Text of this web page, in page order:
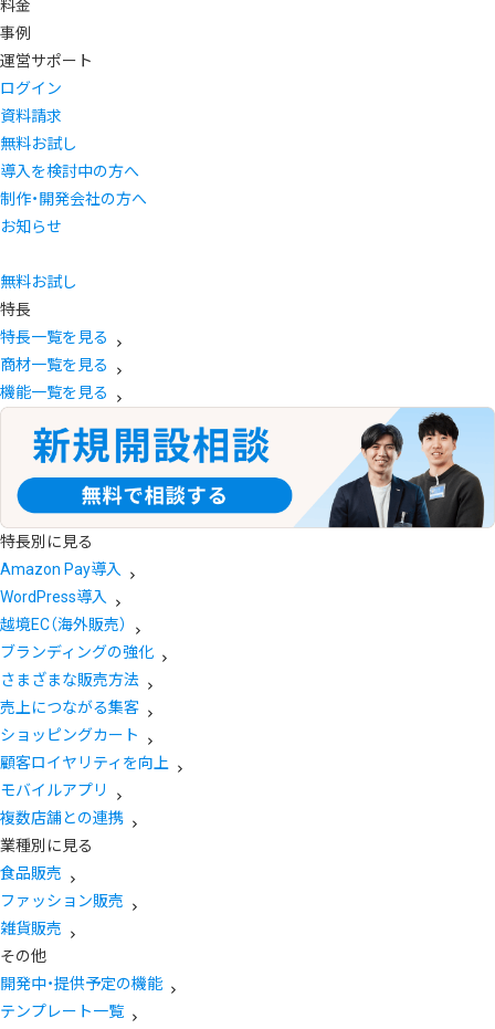
料金
事例
運営サポート
ログイン
資料請求
無料お試し
導入を検討中の方へ
制作・開発会社の方へ
お知らせ
無料お試し
特長
特長一覧を見る
商材一覧を見る
機能一覧を見る
特長別に見る
Amazon Pay導入
WordPress導入
越境EC（海外販売）
ブランディングの強化
さまざまな販売方法
売上につながる集客
ショッピングカート
顧客ロイヤリティを向上
モバイルアプリ
複数店舗との連携
業種別に見る
食品販売
ファッション販売
雑貨販売
その他
開発中・提供予定の機能
テンプレート一覧